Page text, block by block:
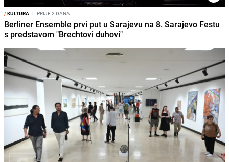
/KULTURA I PRIJE 2 DANA
Berliner Ensemble prvi put u Sarajevu na 8. Sarajevo Festu
s predstavom "Brechtovi duhovi"